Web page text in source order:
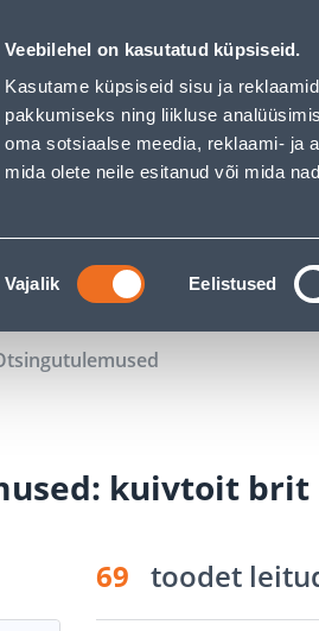
Veebilehel on kasutatud küpsiseid.
Kasutame küpsiseid sisu ja
pakkumiseks ning liikluse
oma sotsiaalse meedia, reklaami- ja
mida olete neile esitanud või mida
Nõusoleku
valik
Vajalik Eelistused
Klienditeenindus
KAMPAANIAD
kuivtoit brit
69 toodet